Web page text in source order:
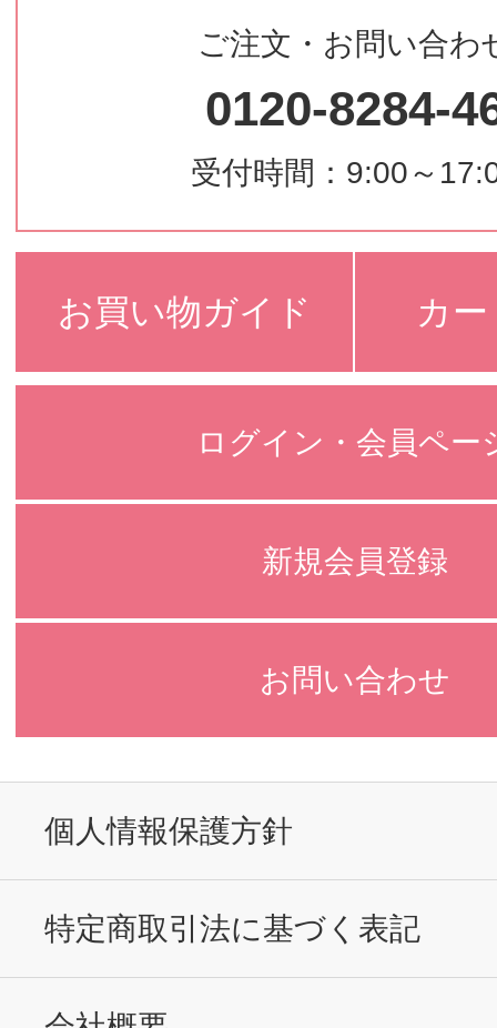
ご注文・お問い合わ
0120-8284-
受付時間：9:00～
お買い物ガイド カ
ログイン・会員ペー
新規会員登録
お問い合わせ
個人情報保護方針
特定商取引法に基づく表記